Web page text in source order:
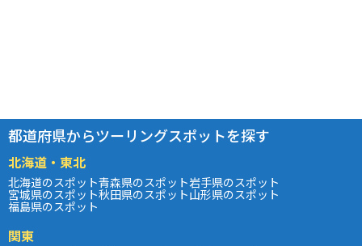
都道府県からツーリングスポットを探す
北海道・東北
北海道のスポット青森県のスポット岩手県のスポット
宮城県のスポット秋田県のスポット山形県のスポット
福島県のスポット
関東